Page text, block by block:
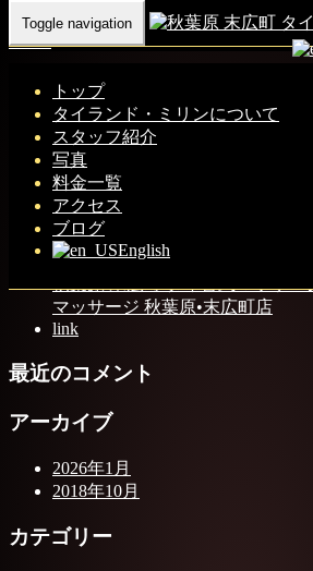
Toggle navigation
トップ
タイランド・ミリンについて
スタッフ紹介
写真
料金一覧
アクセス
ブログ
English
Home-Tur…
Turn left in front of “Hakata Furyu.”
最近の投稿
マッサージ 秋葉原•末広町店
link
最近のコメント
アーカイブ
2026年1月
2018年10月
カテゴリー